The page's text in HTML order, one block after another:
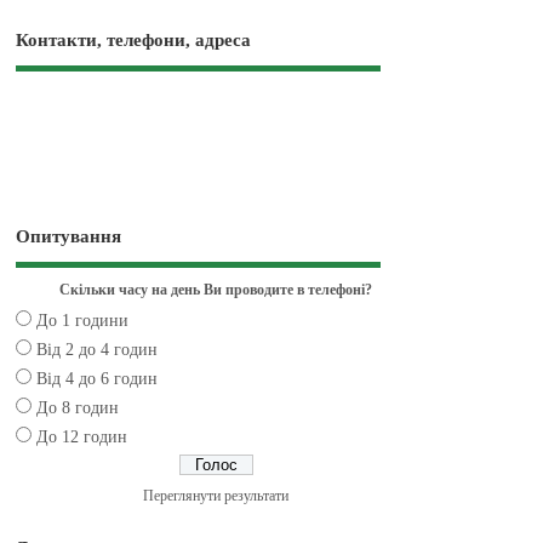
Контакти, телефони, адреса
Опитування
Скільки часу на день Ви проводите в телефоні?
До 1 години
Від 2 до 4 годин
Від 4 до 6 годин
До 8 годин
До 12 годин
Переглянути результати